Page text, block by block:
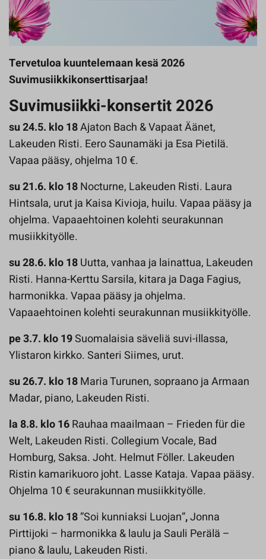
Tervetuloa kuuntelemaan kesä 2026
Suvimusiikkikonserttisarjaa!
Suvimusiikki-konsertit 2026
su 24.5. klo 18Ajaton Bach & Vapaat Äänet,
Lakeuden Risti. Eero Saunamäki ja Esa Pietilä.
Vapaa pääsy, ohjelma 10 €.
su 21.6. klo 18Nocturne, Lakeuden Risti. Laura
Hintsala, urut ja Kaisa Kivioja, huilu. Vapaa pääsy ja
ohjelma. Vapaaehtoinen kolehti seurakunnan
musiikkityölle.
su 28.6. klo 18Uutta, vanhaa ja lainattua, Lakeuden
Risti. Hanna-Kerttu Sarsila, kitara ja Daga Fagius,
harmonikka. Vapaa pääsy ja ohjelma.
Vapaaehtoinen kolehti seurakunnan musiikkityölle.
pe 3.7. klo 19Suomalaisia säveliä suvi-illassa,
Ylistaron kirkko. Santeri Siimes, urut.
su 26.7. klo 18Maria Turunen, sopraano ja Armaan
Madar, piano, Lakeuden Risti.
la 8.8. klo 16Rauhaa maailmaan – Frieden für die
Welt, Lakeuden Risti. Collegium Vocale, Bad
Homburg, Saksa. Joht. Helmut Föller. Lakeuden
Ristin kamarikuoro joht. Lasse Kataja. Vapaa pääsy.
Ohjelma 10 € seurakunnan musiikkityölle.
su 16.8. klo 18”Soi kunniaksi Luojan”,Jonna
Pirttijoki – harmonikka & laulu ja Sauli Perälä –
piano & laulu, Lakeuden Risti.